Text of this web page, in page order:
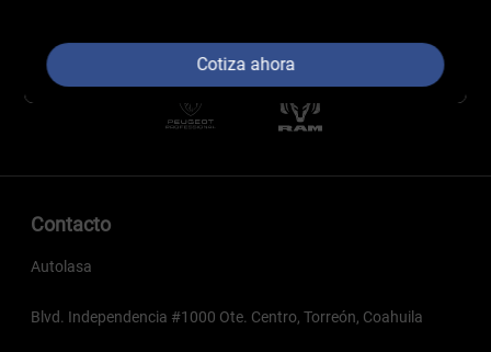
Contacto
Autolasa
Blvd. Independencia #1000 Ote. Centro, Torreón, Coahuila
Cotiza ahora